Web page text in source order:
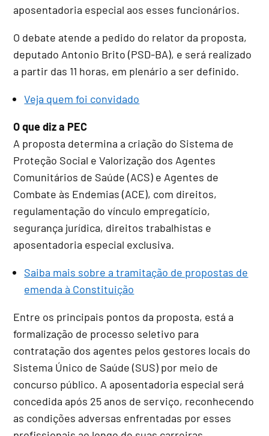
aposentadoria especial aos esses funcionários.
O debate atende a pedido do relator da proposta,
deputado Antonio Brito (PSD-BA), e será realizado
a partir das 11 horas, em plenário a ser definido.
Veja quem foi convidado
O que diz a PEC
A proposta determina a criação do Sistema de
Proteção Social e Valorização dos Agentes
Comunitários de Saúde (ACS) e Agentes de
Combate às Endemias (ACE), com direitos,
regulamentação do vínculo empregatício,
segurança jurídica, direitos trabalhistas e
aposentadoria especial exclusiva.
Saiba mais sobre a tramitação de propostas de
emenda à Constituição
Entre os principais pontos da proposta, está a
formalização de processo seletivo para
contratação dos agentes pelos gestores locais do
Sistema Único de Saúde (SUS) por meio de
concurso público. A aposentadoria especial será
concedida após 25 anos de serviço, reconhecendo
as condições adversas enfrentadas por esses